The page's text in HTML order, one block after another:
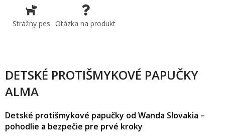
Strážny pes Otázka na produkt
DETSKÉ PROTIŠMYKOVÉ PAPUČKY
ALMA
Detské protišmykové papučky od Wanda Slovakia –
pohodlie a bezpečie pre prvé kroky